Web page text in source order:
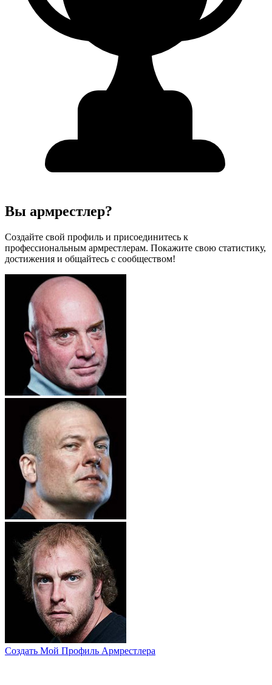
Вы армрестлер?
Создайте свой профиль и присоединитесь к
профессиональным армрестлерам. Покажите свою статистику,
достижения и общайтесь с сообществом!
Создать Мой Профиль Армрестлера